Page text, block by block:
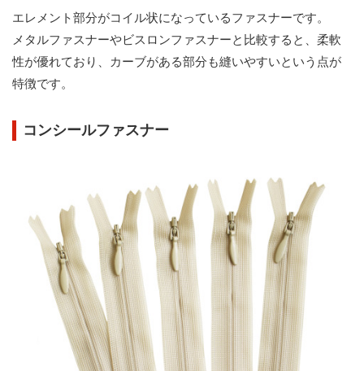
エレメント部分がコイル状になっているファスナーです。
メタルファスナーやビスロンファスナーと比較すると、柔軟
性が優れており、カーブがある部分も縫いやすいという点が
特徴です。
コンシールファスナー